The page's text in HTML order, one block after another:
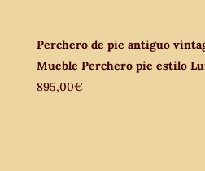
Perchero de pie antiguo
Mueble Perchero pie estilo
895,00€